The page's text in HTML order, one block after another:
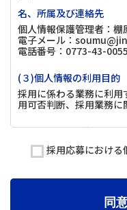
名、所属及び連絡先
個人情報保護管理者：
電子メール：
電話番号：0773-43-0055
(３)個人情報の利用目的
採用に係わる業務に利
用可否判断、採用業務に
(４)個人情報の第三者提
取得した個人情報は法
ることはありません。
取得した個人情報の取
採用応募における
同